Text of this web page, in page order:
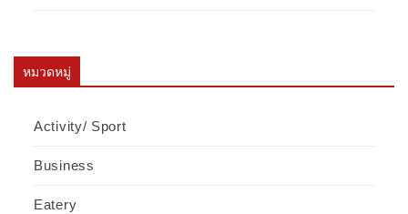
หมวดหมู่
Activity/ Sport
Business
Eatery